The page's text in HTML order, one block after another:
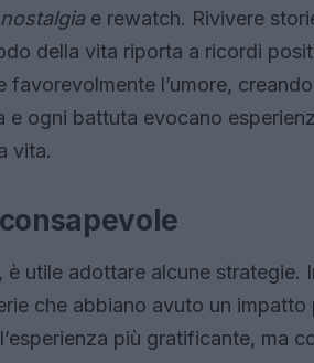
nostalgiae rewatch. Rivivere
della vita riporta a ricordi
l’umore,
e ogni battuta evocano
vita.
utile adottare alcune strategie.
che abbiano avuto un impatto
più gratificante, ma